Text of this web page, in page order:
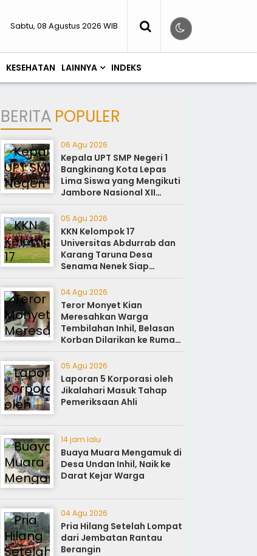
Sabtu, 08 Agustus 2026 WIB
KESEHATAN LAINNYA INDEKS
BERITA POPULER
06 Agu 2026
Kepala UPT SMP Negeri 1
Bangkinang Kota Lepas
Lima Siswa yang Mengikuti
Jambore Nasional XII
Cibubur Jakarta
05 Agu 2026
KKN Kelompok 17
Universitas Abdurrab dan
Karang Taruna Desa
Senama Nenek Siap
Sukseskan Perayaan HUT
ke-81
04 Agu 2026
Teror Monyet Kian
Meresahkan Warga
Tembilahan Inhil, Belasan
Korban Dilarikan ke Rumah
Sakit
05 Agu 2026
Laporan 5 Korporasi oleh
Jikalahari Masuk Tahap
Pemeriksaan Ahli
14 jam lalu
Buaya Muara Mengamuk di
Desa Undan Inhil, Naik ke
Darat Kejar Warga
04 Agu 2026
Pria Hilang Setelah Lompat
dari Jembatan Rantau
Berangin